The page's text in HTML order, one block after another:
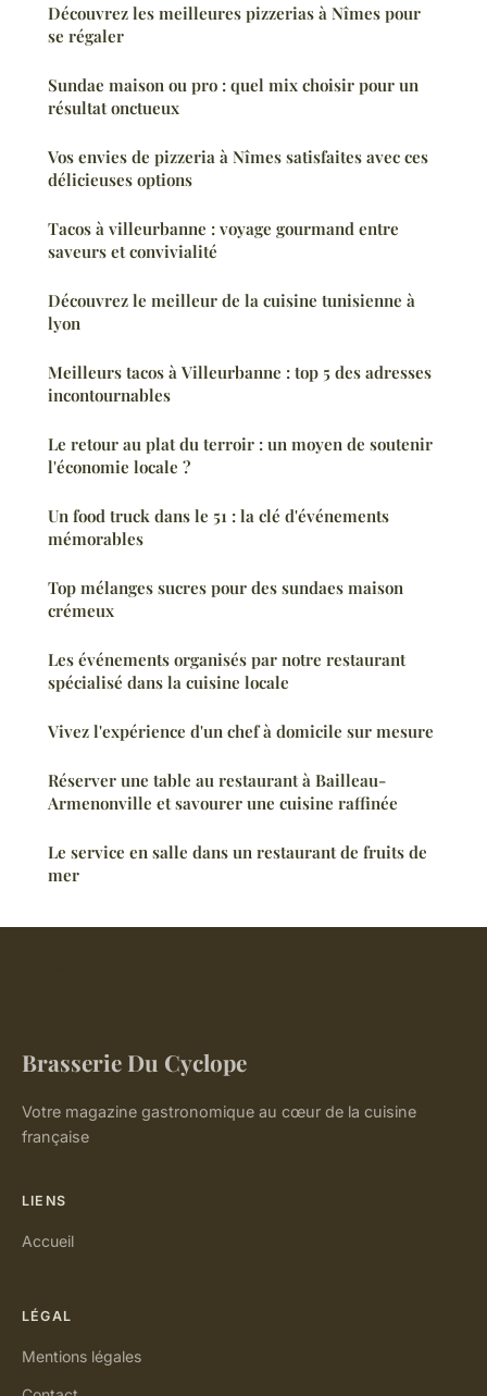
Découvrez les meilleures pizzerias à Nîmes pour
se régaler
Sundae maison ou pro : quel mix choisir pour un
résultat onctueux
Vos envies de pizzeria à Nîmes satisfaites avec ces
délicieuses options
Tacos à villeurbanne : voyage gourmand entre
saveurs et convivialité
Découvrez le meilleur de la cuisine tunisienne à
lyon
Meilleurs tacos à Villeurbanne : top 5 des adresses
incontournables
Le retour au plat du terroir : un moyen de soutenir
l'économie locale ?
Un food truck dans le 51 : la clé d'événements
mémorables
Top mélanges sucres pour des sundaes maison
crémeux
Les événements organisés par notre restaurant
spécialisé dans la cuisine locale
Vivez l'expérience d'un chef à domicile sur mesure
Réserver une table au restaurant à Bailleau-
Armenonville et savourer une cuisine raffinée
Le service en salle dans un restaurant de fruits de
mer
Brasserie Du Cyclope
Votre magazine gastronomique au cœur de la cuisine
française
LIENS
Accueil
LÉGAL
Mentions légales